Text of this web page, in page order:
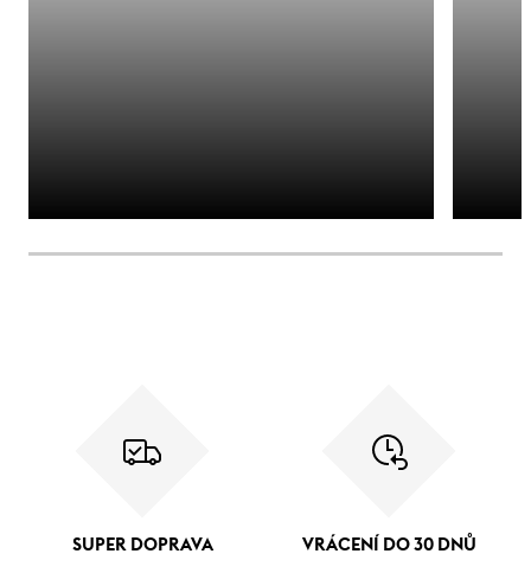
SUPER DOPRAVA VRÁCENÍ DO 30 DNŮ